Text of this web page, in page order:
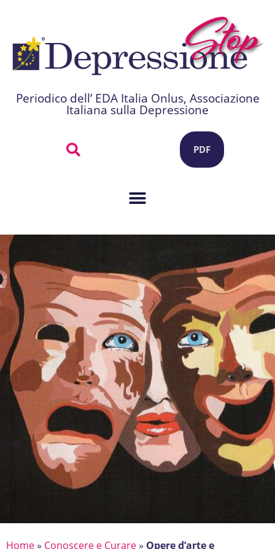
Periodico dell’ EDA Italia Onlus, Associazione
Italiana sulla Depressione
PDF
Home» Conoscere e Curare» Opere d’arte e